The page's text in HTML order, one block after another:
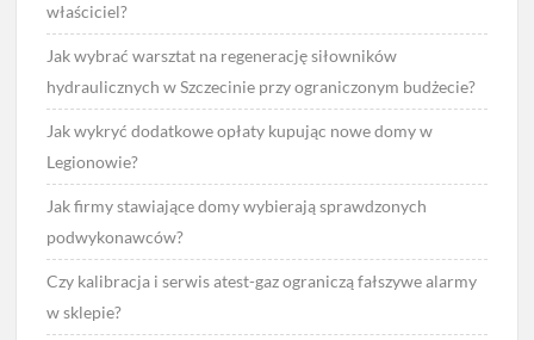
właściciel?
Jak wybrać warsztat na regenerację siłowników
hydraulicznych w Szczecinie przy ograniczonym budżecie?
Jak wykryć dodatkowe opłaty kupując nowe domy w
Legionowie?
Jak firmy stawiające domy wybierają sprawdzonych
podwykonawców?
Czy kalibracja i serwis atest-gaz ograniczą fałszywe alarmy
w sklepie?